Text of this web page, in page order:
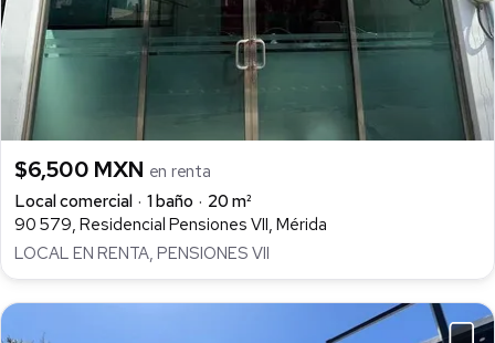
$6,500 MXN en renta
Local comercial
1 baño
20 m²
90 579, Residencial Pensiones VII, Mérida
LOCAL EN RENTA, PENSIONES VII